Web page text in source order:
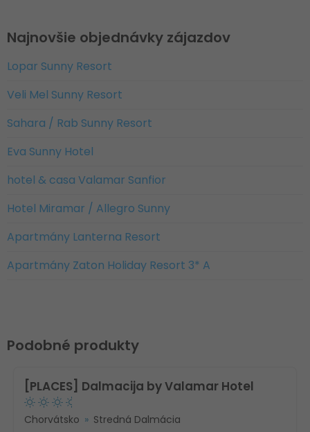
Najnovšie objednávky zájazdov
Lopar Sunny Resort
Veli Mel Sunny Resort
Sahara / Rab Sunny Resort
Eva Sunny Hotel
hotel & casa Valamar Sanfior
Hotel Miramar / Allegro Sunny
Apartmány Lanterna Resort
Apartmány Zaton Holiday Resort 3* A
Podobné produkty
[PLACES] Dalmacija by Valamar Hotel
Chorvátsko Stredná Dalmácia